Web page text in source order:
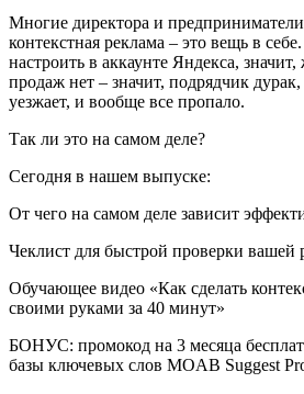
Многие директора и
контекстная реклама – это вещь в
настроить в аккаунте Яндекса,
продаж нет – значит, подрядчик
уезжает, и вообще все пропало.
Так ли это на самом деле?
Сегодня в нашем выпуске:
От чего на самом деле зависит
Чеклист для быстрой проверки вашей
Обучающее видео «Как сделать
своими руками за 40 минут»
БОНУС: промокод на 3 месяца
базы ключевых слов MOAB Suggest